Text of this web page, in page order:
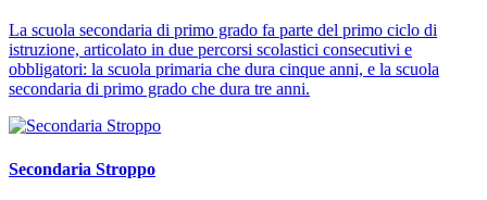
La scuola secondaria di primo grado fa parte del primo ciclo di
istruzione, articolato in due percorsi scolastici consecutivi e
obbligatori: la scuola primaria che dura cinque anni, e la scuola
secondaria di primo grado che dura tre anni.
Secondaria Stroppo